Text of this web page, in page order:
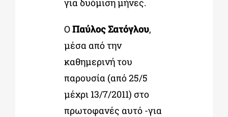
ΟΠαύλος Σατόγλου,
µέσα από την
καθηµερινή του
παρουσία (από 25/5
µέχρι 13/7/2011) στο
πρωτοφανές αυτό -για